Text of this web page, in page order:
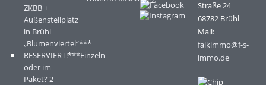
ZKBB +
Außenstellplatz
in Brühl
„Blumenviertel“***
RESERVIERT!***Einzeln
oder im
Paket? 2
Straße 24
68782 Brühl
Mail:
falkimmo@f-s-
immo.de